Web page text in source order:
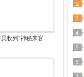
收到“神秘来客